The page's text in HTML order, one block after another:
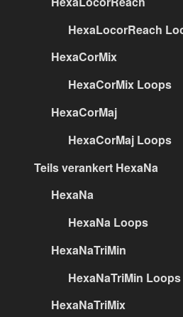
HexaLocorReach
HexaCorMix
HexaCorMix Loops
HexaCorMaj
HexaCorMaj Loops
Teils verankert HexaNa
HexaNa
HexaNa Loops
HexaNaTriMin
HexaNaTriMin Loops
HexaNaTriMix